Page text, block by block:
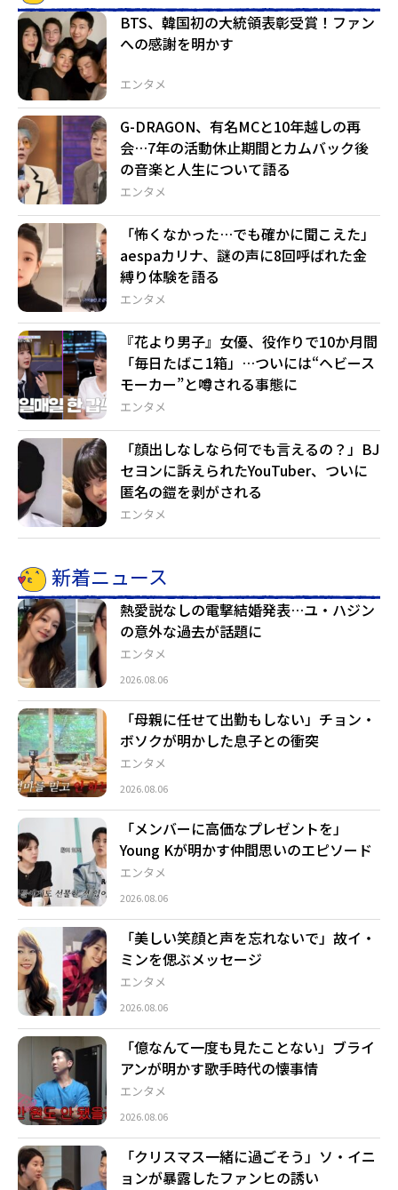
エンタメ
BTS、韓国初の大統領表彰受賞！ファン
への感謝を明かす
エンタメ
G-DRAGON、有名MCと10年越しの再
会…7年の活動休止期間とカムバック後
の音楽と人生について語る
エンタメ
「怖くなかった…でも確かに聞こえた」
aespaカリナ、謎の声に8回呼ばれた金
縛り体験を語る
エンタメ
『花より男子』女優、役作りで10か月間
「毎日たばこ1箱」…ついには“ヘビース
モーカー”と噂される事態に
エンタメ
「顔出しなしなら何でも言えるの？」BJ
セヨンに訴えられたYouTuber、ついに
匿名の鎧を剥がされる
新着ニュース
エンタメ
熱愛説なしの電撃結婚発表…ユ・ハジン
の意外な過去が話題に
2026.08.06
エンタメ
「母親に任せて出勤もしない」チョン・
ボソクが明かした息子との衝突
2026.08.06
エンタメ
「メンバーに高価なプレゼントを」
Young Kが明かす仲間思いのエピソード
2026.08.06
エンタメ
「美しい笑顔と声を忘れないで」故イ・
ミンを偲ぶメッセージ
2026.08.06
エンタメ
「億なんて一度も見たことない」ブライ
アンが明かす歌手時代の懐事情
2026.08.06
「クリスマス一緒に過ごそう」ソ・イニ
ョンが暴露したファンヒの誘い